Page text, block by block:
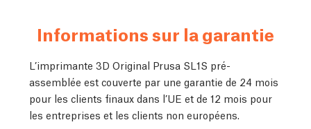
Informations sur la garantie
L’imprimante 3D Original Prusa SL1S pré-
assemblée est couverte par une garantie de 24 mois
pour les clients finaux dans l’UE et de 12 mois pour
les entreprises et les clients non européens.